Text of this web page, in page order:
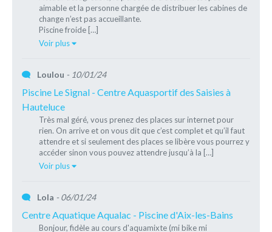
aimable et la personne chargée de distribuer les cabines de
change n’est pas accueillante.
Piscine froide […]
Voir plus
Loulou - 10/01/24
Piscine Le Signal - Centre Aquasportif des Saisies à
Hauteluce
Très mal géré, vous prenez des places sur internet pour
rien. On arrive et on vous dit que c’est complet et qu’il faut
attendre et si seulement des places se libère vous pourrez y
accéder sinon vous pouvez attendre jusqu’à la […]
Voir plus
Lola - 06/01/24
Centre Aquatique Aqualac - Piscine d'Aix-les-Bains
Bonjour, fidèle au cours d'aquamixte (mi bike mi